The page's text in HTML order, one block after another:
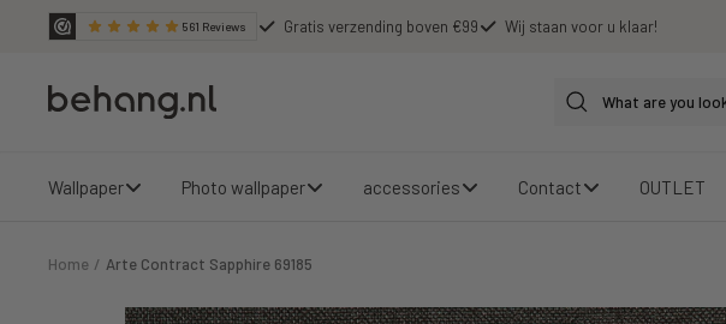
561 Reviews Gratis verzending boven €99 Wij staan voor u klaar!
Behang.nl
Wallpaper Photo wallpaper accessories Contact OUTLET
Home Arte Contract Sapphire 69185